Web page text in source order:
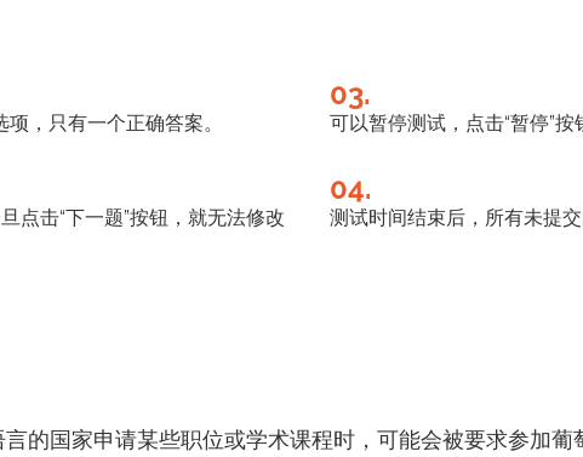
，只有一个正确答案。
点击“下一题”按钮，就无法修改
03.
可以暂停测试，点击“暂停”
04.
测试时间结束后，所有未提
的国家申请某些职位或学术课程时，可能会被要求参加葡